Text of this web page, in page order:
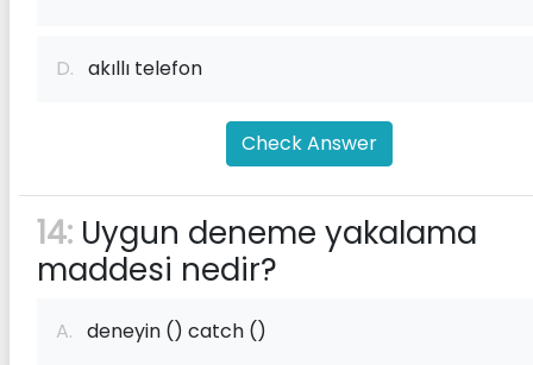
D. akıllı telefon
Check Answer
14: Uygun deneme yakalama
maddesi nedir?
A. deneyin () catch ()